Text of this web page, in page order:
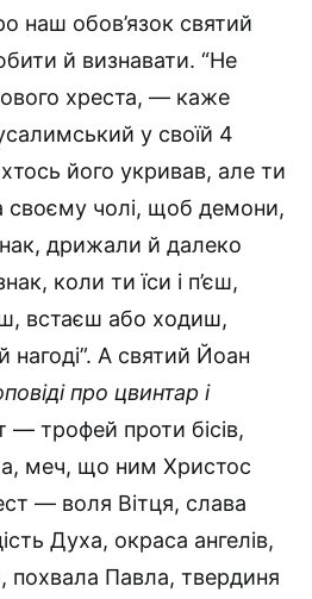
наш обов’язок святий
й визнавати. “Не
хреста, — каже
у своїй 4
його укривав, але ти
своєму чолі, щоб демони,
дрижали й далеко
коли ти їси і п’єш,
встаєш або ходиш,
А святий Йоан
про цвинтар і
— трофей проти бісів,
меч, що ним Христос
— воля Вітця, слава
Духа, окраса ангелів,
похвала Павла, твердиня